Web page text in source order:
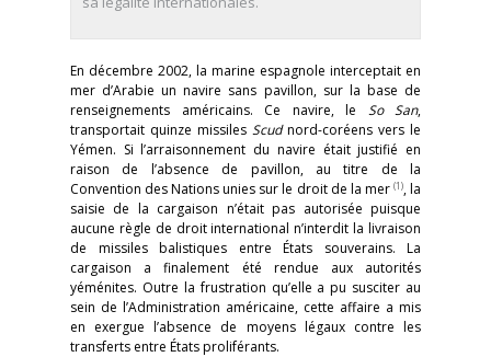
En décembre 2002, la marine espagnole interceptait en
mer d’Arabie un navire sans pavillon, sur la base de
renseignements américains. Ce navire, le So San,
transportait quinze missiles Scudnord-coréens vers le
Yémen. Si l’arraisonnement du navire était justifié en
raison de l’absence de pavillon, au titre de la
Convention des Nations unies sur le droit de la mer (1), la
saisie de la cargaison n’était pas autorisée puisque
aucune règle de droit international n’interdit la livraison
de missiles balistiques entre États souverains. La
cargaison a finalement été rendue aux autorités
yéménites. Outre la frustration qu’elle a pu susciter au
sein de l’Administration américaine, cette affaire a mis
en exergue l’absence de moyens légaux contre les
transferts entre États proliférants.